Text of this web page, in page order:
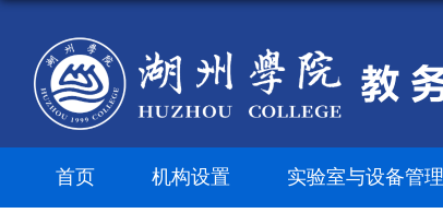
首页 机构设置 实验室与设备管理